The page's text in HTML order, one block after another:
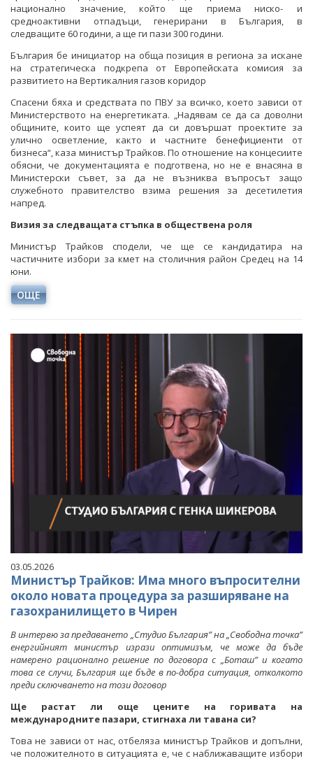
национално значение, който ще приема ниско- и
средноактивни отпадъци, генерирани в България, в
следващите 60 години, а ще ги пази 300 години.
България бе инициатор на обща позиция в региона за искане
на стратегическа подкрепа от Европейската комисия за
развитието на Вертикалния газов коридор
Спасени бяха и средствата по ПВУ за всичко, което зависи от
Министерството на енергетиката. „Надявам се да са доволни
общините, които ще успеят да си довършат проектите за
улично осветление, както и частните бенефициенти от
бизнеса“, каза министър Трайков. По отношение на концесиите
обясни, че документацията е подготвена, но не е внасяна в
Министерски съвет, за да не възниква въпросът защо
служебното правителство взима решения за десетилетия
напред.
Визия за следващата стъпка в обществена роля
Министър Трайков сподели, че ще се кандидатира на
частичните избори за кмет на столичния район Средец на 14
юни.
ОЩЕ
03.05.2026
Министър Трайков: Има много въпросителни
около новата процедура за разширяване на
газохранилището в Чирен
В интервю за предаването „Студио България” на „Свободна точка”
енергийният министър изрази оптимизъм, че може да бъде
намерено рационално решение по договора с „Боташ” и когато
това се случи, България ще бъде в по-добра ситуация, отколкото
преди сключването на този договор
Ще растат ли още цените на горивата на
международните пазари, стигнаха ли тавана си?
Това не зависи от нас, отбеляза министър Трайков и допълни,
че положителното в ситуацията е, че с наближаващите избори